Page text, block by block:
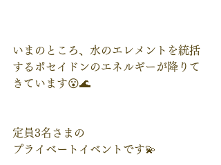
いまのところ、水のエレメントを統括
するポセイドンのエネルギーが降りて
きています😮🌊
定員3名さまの
プライベートイベントです💫